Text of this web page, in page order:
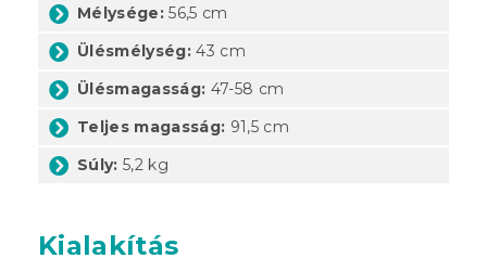
Mélysége: 56,5 cm
Ülésmélység: 43 cm
Ülésmagasság: 47-58 cm
Teljes magasság: 91,5 cm
Súly: 5,2 kg
Kialakítás